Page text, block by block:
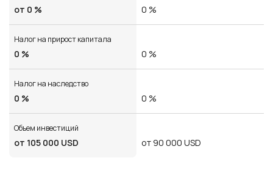
0 % 0 %
Налог на наследство
0 % 0 %
Объем инвестиций
от 105 000 USD от 90 000 USD